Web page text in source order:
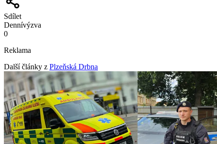
Sdílet
Dennívýzva
0
Reklama
Další články z Plzeňská Drbna